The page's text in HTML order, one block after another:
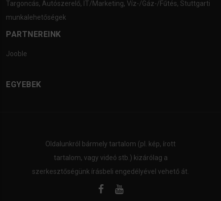
Targoncás, Autószerelő, IT/Marketing, Víz-/Gáz-/Fűtés, Stuttgarti
munkalehetőségek
PARTNEREINK
Jooble
EGYEBEK
Oldalunkról bármely tartalom (pl. kép, írott
tartalom, vagy videó stb.) kizárólag a
szerkesztőségünk írásbeli engedélyével vehető át.